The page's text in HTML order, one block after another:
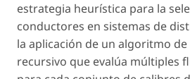
estrategia heurística para la
conductores en sistemas de
la aplicación de un algoritmo
recursivo que evalúa múltiples